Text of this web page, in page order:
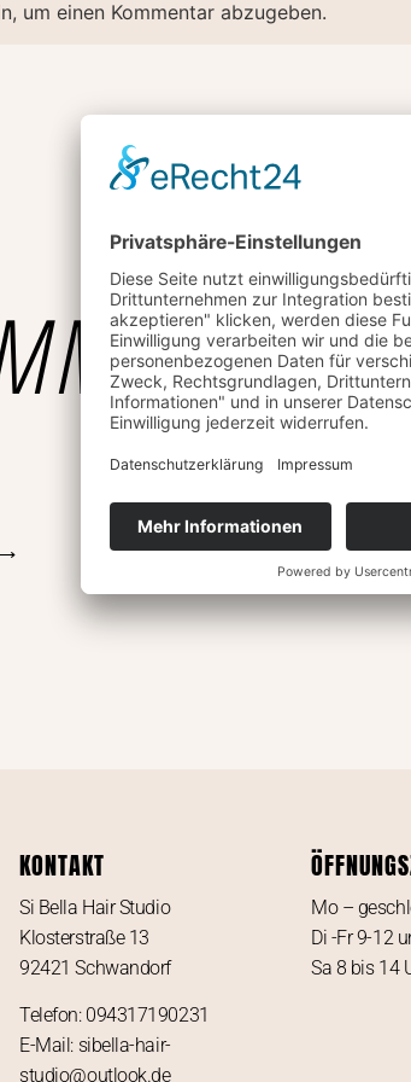
um einen Kommentar abzugeben.
⟶
KONTAKT
Si Bella Hair Studio
Klosterstraße 13
92421 Schwandorf
Telefon: 094317190231
E-Mail: sibella-hair-
studio@outlook.de
Mo –
Di -Fr 9-12
Sa 8 bis 14